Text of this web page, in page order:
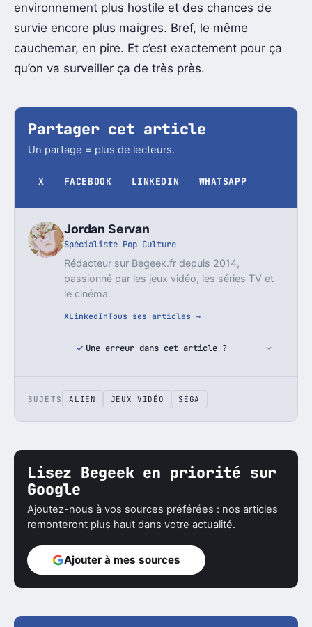
environnement plus hostile et des chances de
survie encore plus maigres. Bref, le même
cauchemar, en pire. Et c’est exactement pour ça
qu’on va surveiller ça de très près.
Partager cet article
Un partage = plus de lecteurs.
X FACEBOOK LINKEDIN WHATSAPP
Jordan Servan
Spécialiste Pop Culture
Rédacteur sur Begeek.fr depuis 2014,
passionné par les jeux vidéo, les séries TV et
le cinéma.
XLinkedInTous ses articles →
Une erreur dans cet article ?
SUJETS ALIEN JEUX VIDÉO SEGA
Lisez Begeek en priorité sur
Google
Ajoutez-nous à vos sources préférées : nos articles
remonteront plus haut dans votre actualité.
Ajouter à mes sources